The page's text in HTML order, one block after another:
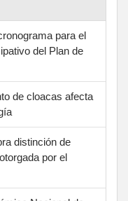
para el
del Plan de
de cloacas afecta
distinción de
por el